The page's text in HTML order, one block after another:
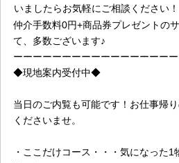
いましたらお気軽にご相談ください！
仲介手数料0円+商品券プレゼントの
て、多数ございます♪
ーーーーーーーーーーーーーーーー
◆現地案内受付中◆
当日のご内覧も可能です！お仕事帰
くださいませ。
・ここだけコース・・・気になった